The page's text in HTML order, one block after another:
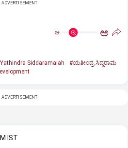
ADVERTISEMENT
ಅ ಅ
Siddaramaiah
#ಯತೀಂದ್ರ ಸಿದ್ದರಾಮ
ADVERTISEMENT
IST